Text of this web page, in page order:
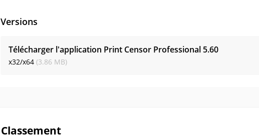
Versions
Télécharger l'application Print Censor Professional 5.60
x32/x64 (3.86 MB)
Classement